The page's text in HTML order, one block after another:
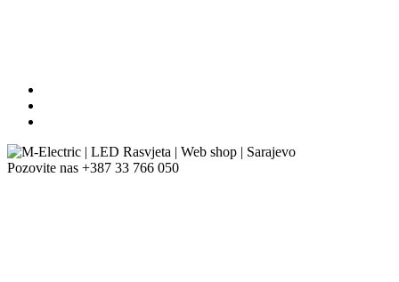
Pozovite nas +387 33 766 050